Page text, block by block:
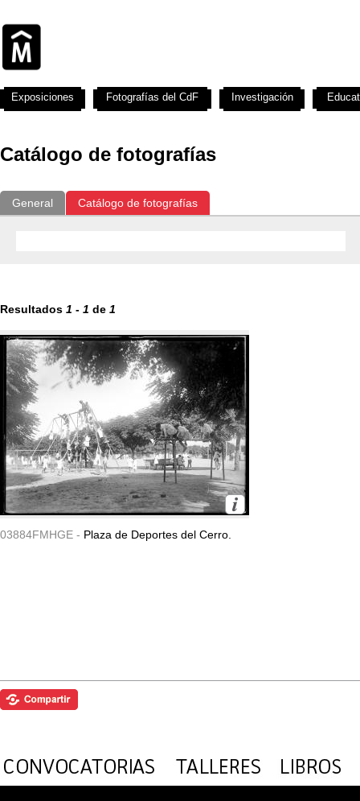
Catálogo de fotografías
General Catálogo de fotografías
Resultados 1 - 1 de 1
03884FMHGE - Plaza de Deportes del Cerro.
Exposiciones Fotografías del CdF Investigación